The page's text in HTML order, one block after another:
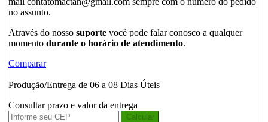
no assunto.
Através do nosso suporte você pode falar conosco a qualquer
momento durante o horário de atendimento.
Comparar
Produção/Entrega de 06 a 08 Dias Úteis
Consultar prazo e valor da entrega
Calcular